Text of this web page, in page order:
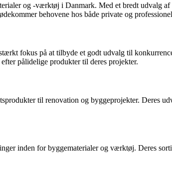
og -værktøj i Danmark. Med et bredt udvalg
behovene hos både private og
fokus på at tilbyde et godt udvalg til
pålidelige produkter til deres projekter.
til renovation og byggeprojekter. Deres
inden for byggematerialer og værktøj. Deres